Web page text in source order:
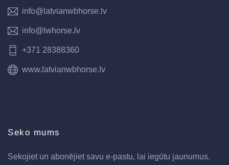
info@latvianwbhorse.lv
info@lwhorse.lv
+371 28388360
www.latvianwbhorse.lv
Seko mums
Sekojiet un abonējiet savu e-pastu, lai iegūtu jaunumus.